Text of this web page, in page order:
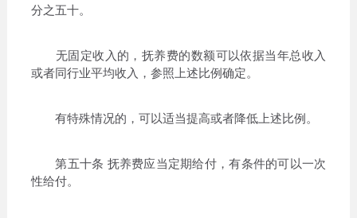
分之五十。
无固定收入的，抚养费的数额可以依据当年总收入
或者同行业平均收入，参照上述比例确定。
有特殊情况的，可以适当提高或者降低上述比例。
第五十条 抚养费应当定期给付，有条件的可以一次
性给付。